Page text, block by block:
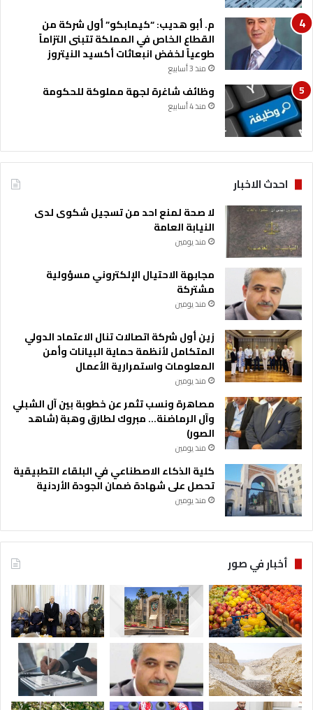
م. أبو هديب: “كيمابكو” أول شركة من
القطاع الخاص في المملكة تتبنى التزاماً
طوعياً لخفض انبعاثات أكسيد النيتروز
منذ 3 أسابيع
وظائف شاغرة لجهة مملوكة للحكومة
منذ 4 أسابيع
احدث الاخبار
لا صحة لمنع احد من تسجيل شكوى لدى
النيابة العامة
منذ يومين
مجابهة الاحتيال الإلكتروني مسؤولية
مشتركة
منذ يومين
زين أول شركة اتصالات تنال الاعتماد الدولي
المتكامل لأنظمة حماية البيانات وأمن
المعلومات واستمرارية الأعمال
منذ يومين
مصاهرة ونسب تثمر عن خطوبة بين آل الشبلي
وآل الرماضنة… مبروك لطارق وهبة (شاهد
الصور)
منذ يومين
كلية الذكاء الاصطناعي في البلقاء التطبيقية
تحصل على شهادة ضمان الجودة الأردنية
منذ يومين
أخبار في صور